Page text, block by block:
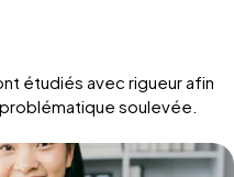
étudiés avec rigueur afin
soulevée.